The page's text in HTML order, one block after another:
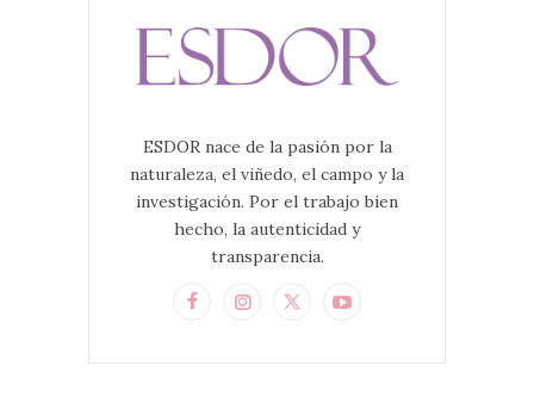
ESDOR nace de la pasión por la
naturaleza, el viñedo, el campo y la
investigación. Por el trabajo bien
hecho, la autenticidad y
transparencia.